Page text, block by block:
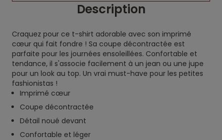
Description
Craquez pour ce t-shirt adorable avec son imprimé
cœur qui fait fondre ! Sa coupe décontractée est
parfaite pour les journées ensoleillées. Confortable et
tendance, il s'associe facilement à un jean ou une jupe
pour un look au top. Un vrai must-have pour les petites
fashionistas !
Imprimé cœur
Coupe décontractée
Détail noué devant
Confortable et léger